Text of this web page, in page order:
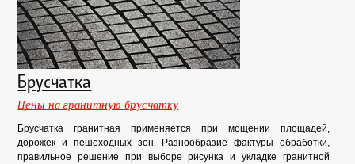
Брусчатка
Цены на гранитную брусчатку
Брусчатка гранитная применяется при мощении площадей,
дорожек и пешеходных зон. Разнообразие фактуры обработки,
правильное решение при выборе рисунка и укладке гранитной